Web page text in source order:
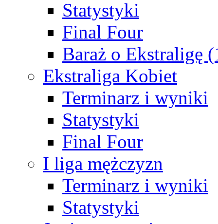
Statystyki
Final Four
Baraż o Ekstraligę
Ekstraliga Kobiet
Terminarz i wyniki
Statystyki
Final Four
I liga mężczyzn
Terminarz i wyniki
Statystyki